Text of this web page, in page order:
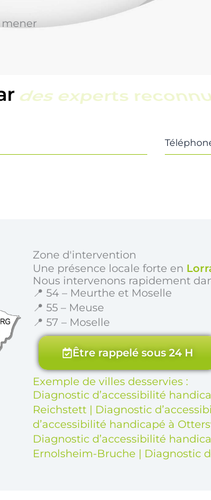
mener
une équipe locale
Zone d'intervention
Une présence locale forte en
Nous intervenons rapidement
📍 54 – Meurthe et Moselle
📍 55 – Meuse
📍 57 – Moselle
Être rappelé sous 24 H
Exemple de villes desservies :
Diagnostic d’accessibilité
Reichstett | Diagnostic
d’accessibilité handicapé à
Diagnostic d’accessibilité
Ernolsheim-Bruche | Diagnostic